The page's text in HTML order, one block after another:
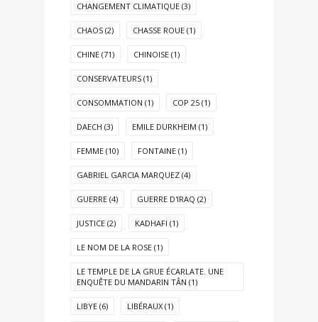
CHANGEMENT CLIMATIQUE (3)
CHAOS (2) CHASSE ROUE (1)
CHINE (71) CHINOISE (1)
CONSERVATEURS (1)
CONSOMMATION (1) COP 25 (1)
DAECH (3) EMILE DURKHEIM (1)
FEMME (10) FONTAINE (1)
GABRIEL GARCIA MARQUEZ (4)
GUERRE (4) GUERRE D'IRAQ (2)
JUSTICE (2) KADHAFI (1)
LE NOM DE LA ROSE (1)
LE TEMPLE DE LA GRUE ÉCARLATE. UNE
ENQUÊTE DU MANDARIN TÂN (1)
LIBYE (6) LIBÉRAUX (1)